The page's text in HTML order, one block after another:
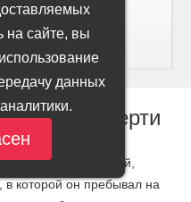
о смерти
умирает заграницей,
в которой он пребывал на
на сайте, вы
данных